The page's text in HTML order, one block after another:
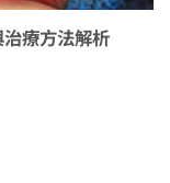
治療方法解析